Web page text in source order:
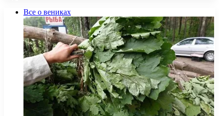
Все о вениках